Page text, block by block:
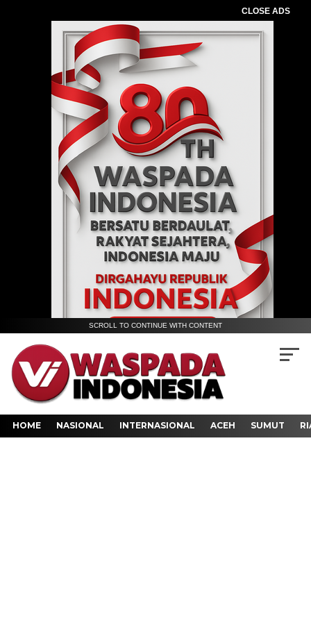
CLOSE ADS
SCROLL TO CONTINUE WITH CONTENT
HOME NASIONAL INTERNASIONAL ACEH SUMUT